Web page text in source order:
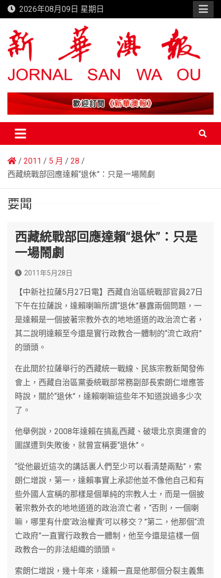
Skip
to
content
2026年08月09日 星期日
新華澳報
2011 5 月
28
西藏統戰部回應達賴“退休”：只是一場鬧劇
要聞
西藏統戰部回應達賴“退休”：只是
一場鬧劇
2011年5月28日
【中新社拉薩5月27日電】西藏自治區統戰部官員27日
下午在拉薩說，達賴喇嘛所謂“退休”暴露兩個問題，一
是達賴是一個披著宗教外衣的地地道道的政治流亡者，
其二說明達賴至今還是實行政教合一體制的“流亡政府”
的頭頭。
在此間於拉薩舉行的西藏統一戰線、民族宗教新聞發佈
會上，西藏自治區黨委統戰部常務副部長索朗仁增應答
時說，關於“退休”，達賴喇嘛這些年不知道說過多少次
了。
他舉例說，2008年達賴在搞亂西藏、破壞北京奧運會的
圖謀遭到失敗後，就曾宣稱要“退休”。
“從他最近這次的講話裏人們至少可以看清楚兩點”，索
朗仁增說，第一，達賴事實上承認他並不像他自己和有
些外國人宣稱的那樣是個單純的宗教人士，而是一個披
著宗教外衣的地地道道的政治流亡者，“否則，一個喇
嘛，哪里有什麼‘政治權責’可以移交？”第二，他那個“流
亡政府”一直實行政教合一體制，他至今還是這樣一個
政教合一的非法組織的頭頭。
索朗仁增說，幾十年來，達賴一直是他那個分裂主義集